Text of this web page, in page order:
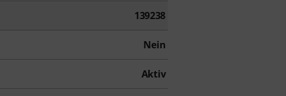
139238
Nein
Aktiv